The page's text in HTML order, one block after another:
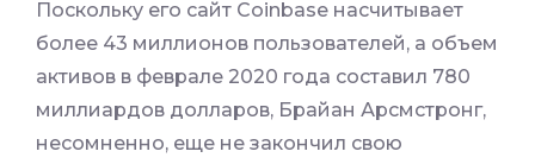
Поскольку его сайт Coinbase насчитывает
более 43 миллионов пользователей, а объем
активов в феврале 2020 года составил 780
миллиардов долларов, Брайан Арсмстронг,
несомненно, еще не закончил свою